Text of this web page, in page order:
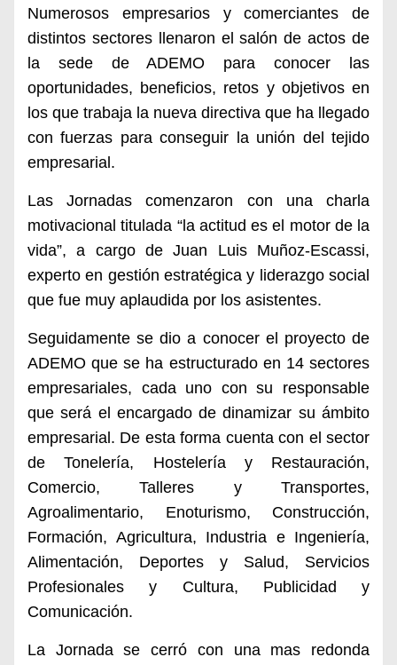
Numerosos empresarios y comerciantes de
distintos sectores llenaron el salón de actos de
la sede de ADEMO para conocer las
oportunidades, beneficios, retos y objetivos en
los que trabaja la nueva directiva que ha llegado
con fuerzas para conseguir la unión del tejido
empresarial.
Las Jornadas comenzaron con una charla
motivacional titulada “la actitud es el motor de la
vida”, a cargo de Juan Luis Muñoz-Escassi,
experto en gestión estratégica y liderazgo social
que fue muy aplaudida por los asistentes.
Seguidamente se dio a conocer el proyecto de
ADEMO que se ha estructurado en 14 sectores
empresariales, cada uno con su responsable
que será el encargado de dinamizar su ámbito
empresarial. De esta forma cuenta con el sector
de Tonelería, Hostelería y Restauración,
Comercio, Talleres y Transportes,
Agroalimentario, Enoturismo, Construcción,
Formación, Agricultura, Industria e Ingeniería,
Alimentación, Deportes y Salud, Servicios
Profesionales y Cultura, Publicidad y
Comunicación.
La Jornada se cerró con una mas redonda